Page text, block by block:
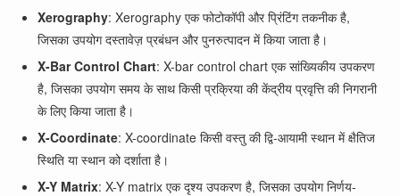
Xerography: Xerography एक फोटोकॉपी और प्रिंटिंग तकनीक है,
जिसका उपयोग दस्तावेज़ प्रबंधन और पुनरुत्पादन में किया जाता है।
X-Bar Control Chart: X-bar control chart एक सांख्यिकीय उपकरण
है, जिसका उपयोग समय के साथ किसी प्रक्रिया की केंद्रीय प्रवृत्ति की निगरानी
के लिए किया जाता है।
X-Coordinate: X-coordinate किसी वस्तु की द्वि-आयामी स्थान में क्षैतिज
स्थिति या स्थान को दर्शाता है।
X-Y Matrix: X-Y matrix एक दृश्य उपकरण है, जिसका उपयोग निर्णय-